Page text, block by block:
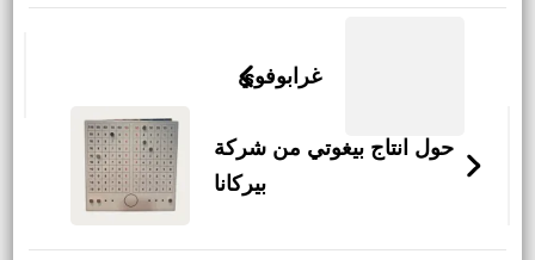
غرابوفوي
حول انتاج بيغوتي من شركة
بيركانا